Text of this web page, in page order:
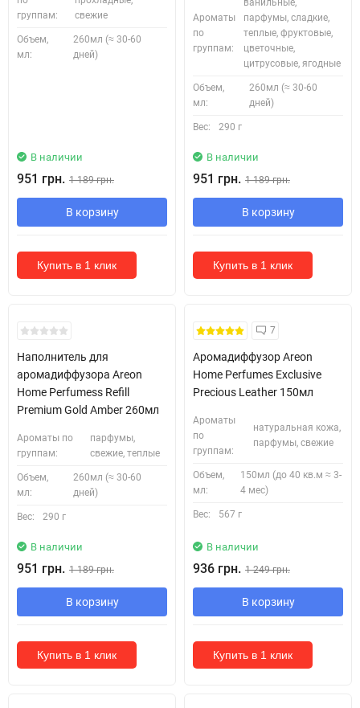
группам:
свежие
Объем,
мл:
260мл (≈ 30-60
дней)
В наличии
951 грн. 1 189 грн.
В корзину
Купить в 1 клик
Ароматы
по
группам:
ванильные,
парфумы, сладкие,
теплые, фруктовые,
цветочные,
цитрусовые, ягодные
Объем,
мл:
260мл (≈ 30-60
дней)
Вес: 290 г
В наличии
951 грн. 1 189 грн.
В корзину
Купить в 1 клик
Наполнитель для
аромадиффузора Areon
Home Perfumess Refill
Premium Gold Amber 260мл
Ароматы по
группам:
парфумы,
свежие, теплые
Объем,
мл:
260мл (≈ 30-60
дней)
Вес: 290 г
В наличии
951 грн. 1 189 грн.
В корзину
Купить в 1 клик
7
Аромадиффузор Areon
Home Perfumes Exclusive
Precious Leather 150мл
Ароматы
по
группам:
натуральная кожа,
парфумы, свежие
Объем,
мл:
150мл (до 40 кв.м ≈ 3-
4 мес)
Вес: 567 г
В наличии
936 грн. 1 249 грн.
В корзину
Купить в 1 клик